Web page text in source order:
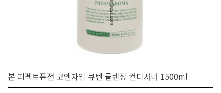
본 퍼펙트퓨전 코엔자임 큐텐 클렌징 컨디셔너 1500ml